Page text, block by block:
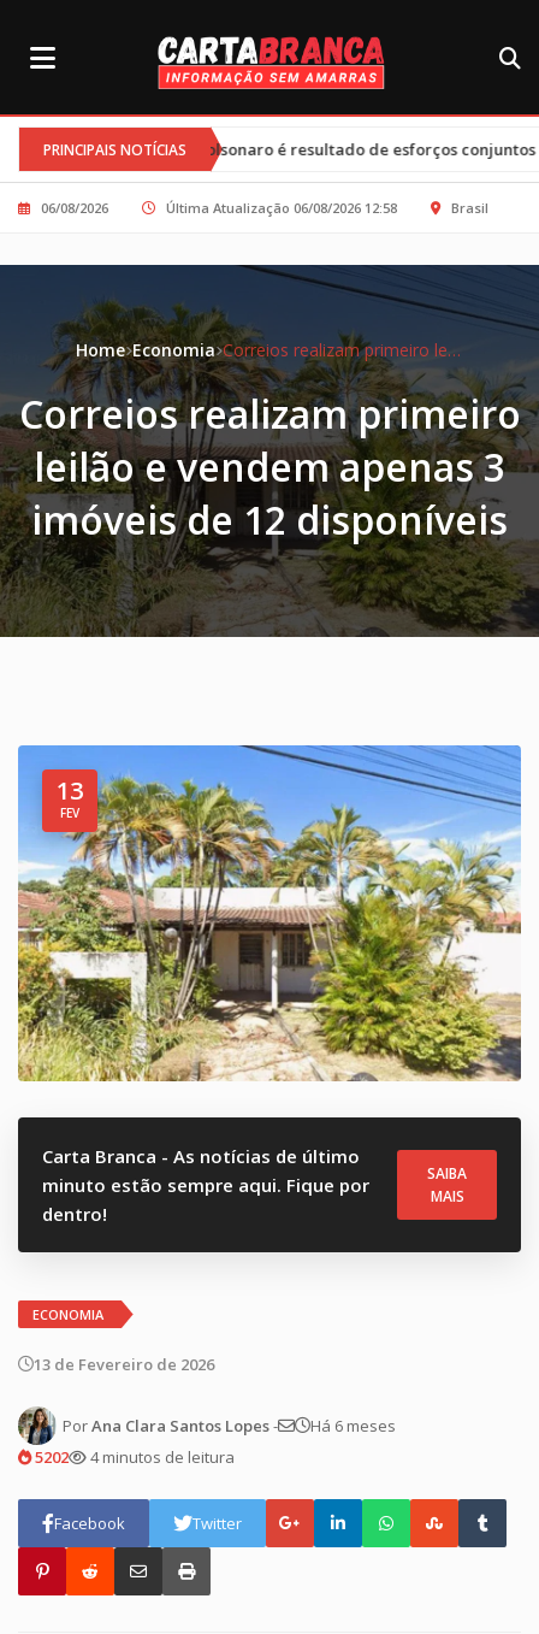
PRINCIPAIS NOTÍCIAS
Bolsonaro é resultado de esforços conjuntos e clima tenso•
06/08/2026 Última Atualização 06/08/2026 12:58 Brasil
Home Economia Correios realizam primeiro leilão e vendem apenas 3 imóveis de 12 disponíveis
Correios realizam primeiro
leilão e vendem apenas 3
imóveis de 12 disponíveis
13
FEV
Carta Branca - As notícias de último
minuto estão sempre aqui. Fique por
dentro!
SAIBA
MAIS
ECONOMIA
13 de Fevereiro de 2026
PorAna Clara Santos Lopes-
Há 6 meses
5202
4 minutos de leitura
Facebook Twitter